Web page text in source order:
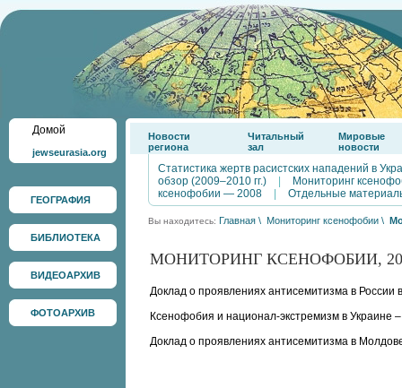
Домой
jewseurasia.org
ГЕОГРАФИЯ
БИБЛИОТЕКА
ВИДЕОАРХИВ
ФОТОАРХИВ
Новости
региона
Читальный
зал
Мировые
новости
Статистика жертв расистских нападений в
обзор (2009–2010 гг.)
Мониторинг
ксенофобии — 2008
Отдельные
Вы находитесь: Главная \ Мониторинг ксенофобии \
МОНИТОРИНГ КСЕНОФОБИИ,
Доклад о проявлениях антисемитизма в России
Ксенофобия и национал-экстремизм в Украине
Доклад о проявлениях антисемитизма в